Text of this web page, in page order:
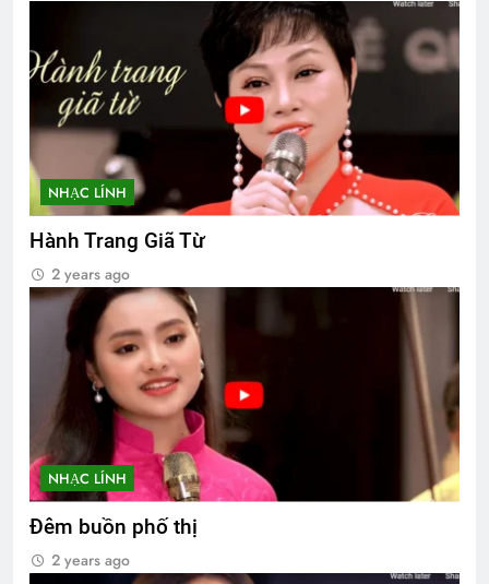
NHẠC LÍNH
Hành Trang Giã Từ
2 years ago
NHẠC LÍNH
Đêm buồn phố thị
2 years ago